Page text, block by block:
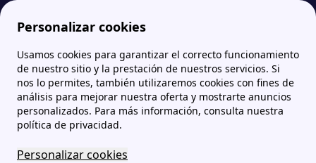
Personalizar cookies
Usamos cookies para garantizar el correcto funcionamiento
de nuestro sitio y la prestación de nuestros servicios. Si
nos lo permites, también utilizaremos cookies con fines de
análisis para mejorar nuestra oferta y mostrarte anuncios
personalizados. Para más información, consulta nuestra
política de privacidad.
Personalizar cookies
Papernest.es More Factura de Gas ¿Cómo interpretar la factura de gas y estimar el consumo mensual?
¿Cómo interpretar la
factura de gas y estimar el
consumo mensual?